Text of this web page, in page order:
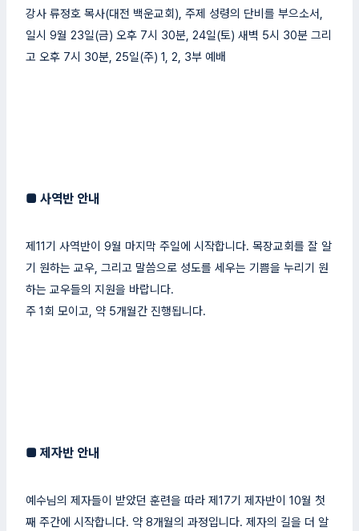
강사 류정호 목사(대전 백운교회), 주제 성령의 단비를 부으소서,
일시 9월 23일(금) 오후 7시 30분, 24일(토) 새벽 5시 30분 그리
고 오후 7시 30분, 25일(주) 1, 2, 3부 예배
■ 사역반 안내
제11기 사역반이 9월 마지막 주일에 시작합니다. 목장교회를 잘 알
기 원하는 교우, 그리고 말씀으로 성도를 세우는 기쁨을 누리기 원
하는 교우들의 지원을 바랍니다.
주 1회 모이고, 약 5개월간 진행됩니다.
■ 제자반 안내
예수님의 제자들이 받았던 훈련을 따라 제17기 제자반이 10월 첫
째 주간에 시작합니다. 약 8개월의 과정입니다. 제자의 길을 더 알